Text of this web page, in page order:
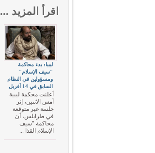
اقرأ المزيد ...
ليبيا: بدء محاكمة
"سيف الإسلام"
ومسؤولين في النظام
السابق في 14 أفريل
أعلنت محكمة ليبية
أمس الاثنين، إثر
جلسة غير متوقعة
في طرابلس، أن
محاكمة "سيف
الإسلام القذا ...